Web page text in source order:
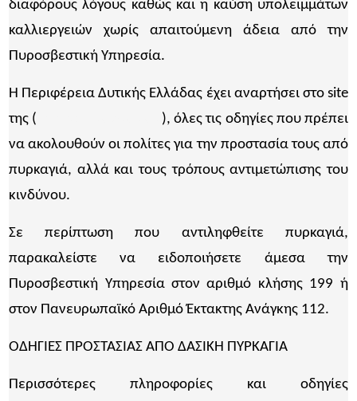
διαφόρους λόγους καθώς και η καύση υπολειμμάτων
καλλιεργειών χωρίς απαιτούμενη άδεια από την
Πυροσβεστική Υπηρεσία.
Η Περιφέρεια Δυτικής Ελλάδας έχει αναρτήσει στο site
της (
), όλες τις οδηγίες που πρέπει
να ακολουθούν οι πολίτες για την προστασία τους από
πυρκαγιά, αλλά και τους τρόπους αντιμετώπισης του
κινδύνου.
Σε περίπτωση που αντιληφθείτε πυρκαγιά,
παρακαλείστε να ειδοποιήσετε άμεσα την
Πυροσβεστική Υπηρεσία στον αριθμό κλήσης 199 ή
στον Πανευρωπαϊκό Αριθμό Έκτακτης Ανάγκης 112.
ΟΔΗΓΙΕΣ ΠΡΟΣΤΑΣΙΑΣ ΑΠΟ ΔΑΣΙΚΗ ΠΥΡΚΑΓΙΑ
Περισσότερες πληροφορίες και οδηγίες